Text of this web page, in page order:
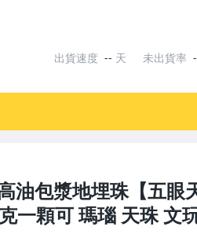
油包漿地埋珠【五眼
一顆可 瑪瑙 天珠 文
出貨速度 -- 天 未出貨率